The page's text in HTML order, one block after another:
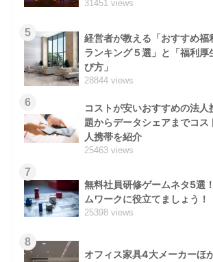
31451 views
5
経営者が教える「おすすめ福
ランキング５選」と「福利厚
び方」
28844 views
6
コストが安いおすすめの法
題からデータシェアまでコス
人携帯を紹介
25463 views
7
無料社員研修ゲームネタ5選
ムワークに役立てましょう！
25398 views
8
オフィス家具4大メーカーほ